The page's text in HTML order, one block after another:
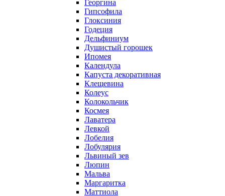
Георгина
Гипсофила
Глоксиния
Годеция
Дельфиниум
Душистый горошек
Ипомея
Календула
Капуста декоративная
Клещевина
Колеус
Колокольчик
Космея
Лаватера
Левкой
Лобелия
Лобулярия
Львиный зев
Люпин
Мальва
Маргаритка
Маттиола